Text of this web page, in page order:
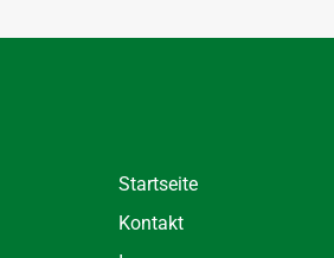
Startseite
Kontakt